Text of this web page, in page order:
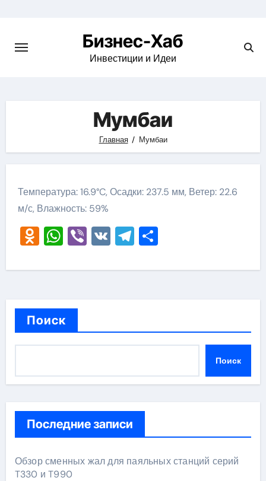
content
Бизнес-Хаб
Инвестиции и Идеи
Мумбаи
Главная Мумбаи
Температура: 16.9°C, Осадки: 237.5 мм, Ветер: 22.6
м/с, Влажность: 59%
Odnoklassniki
WhatsApp
Viber
VKTelegram
Отправить
Поиск
Поиск
Последние записи
Обзор сменных жал для паяльных станций серий
T330 и T990